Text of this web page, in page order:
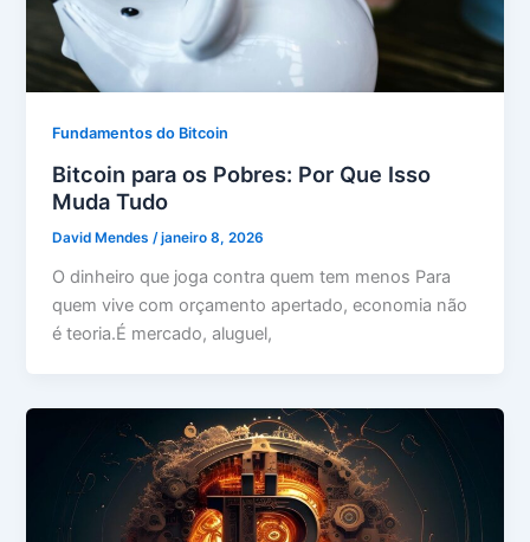
Fundamentos do Bitcoin
Bitcoin para os Pobres: Por Que Isso
Muda Tudo
David Mendes/janeiro 8, 2026
O dinheiro que joga contra quem tem menos Para
quem vive com orçamento apertado, economia não
é teoria.É mercado, aluguel,